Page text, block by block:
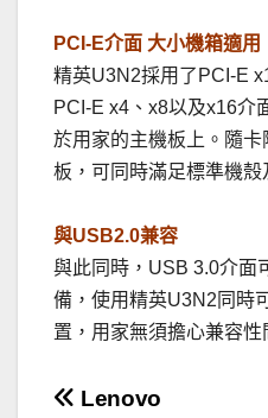
PCI-E介面 大小機箱適用
精英U3N2採用了PCI-E
PCI-E x4、x8以及x16介
於用家的主機板上。隨
板，可同時滿足標準機殼
與USB2.0兼容
與此同時，USB 3.0介面
備，使用精英U3N2同時
置，用家無須擔心兼容性
文Lenovo